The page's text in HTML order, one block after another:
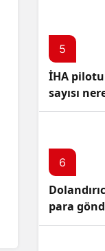
5
İHA
sayısı
6
para
Edin!